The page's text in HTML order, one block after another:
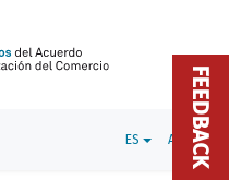
ES ADMIN
FEEDBACK